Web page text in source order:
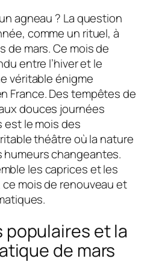
agneau ? La question
comme un rituel, à
de mars. Ce mois de
entre l’hiver et le
véritable énigme
France. Des tempêtes de
douces journées
est le mois des
théâtre où la nature
humeurs changeantes.
les caprices et les
mois de renouveau et
populaires et la
de mars